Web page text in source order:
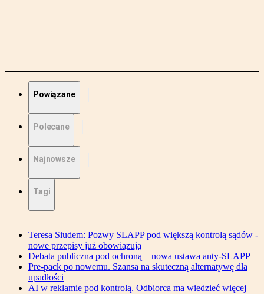
Powiązane
Polecane
Najnowsze
Tagi
Teresa Siudem: Pozwy SLAPP pod większą kontrolą sądów -
nowe przepisy już obowiązują
Debata publiczna pod ochroną – nowa ustawa anty-SLAPP
Pre-pack po nowemu. Szansa na skuteczną alternatywę dla
upadłości
AI w reklamie pod kontrolą. Odbiorca ma wiedzieć więcej